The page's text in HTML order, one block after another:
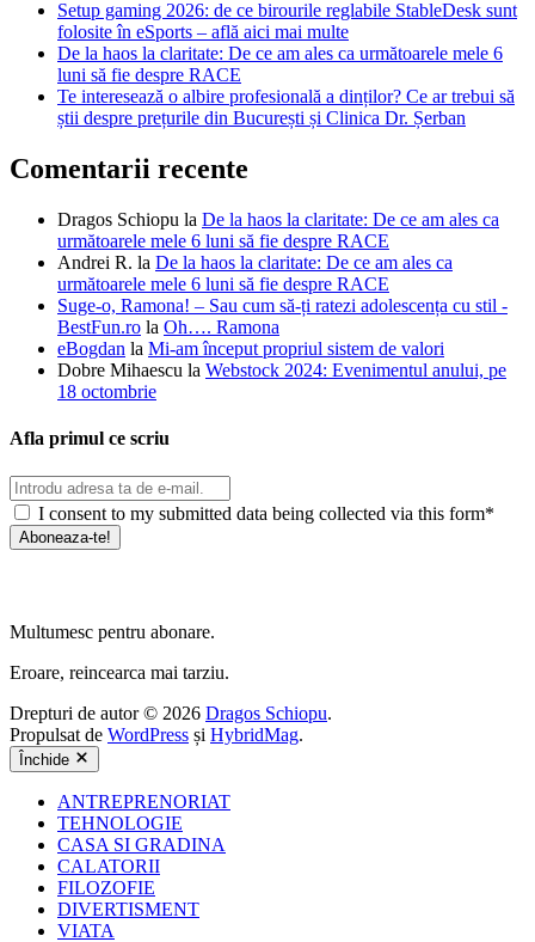
Setup gaming 2026: de ce birourile reglabile StableDesk sunt
folosite în eSports – află aici mai multe
De la haos la claritate: De ce am ales ca următoarele mele 6
luni să fie despre RACE
Te interesează o albire profesională a dinților? Ce ar trebui să
știi despre prețurile din București și Clinica Dr. Șerban
Comentarii recente
Dragos Schiopu la De la haos la claritate: De ce am ales ca
următoarele mele 6 luni să fie despre RACE
Andrei R. la De la haos la claritate: De ce am ales ca
următoarele mele 6 luni să fie despre RACE
Suge-o, Ramona! – Sau cum să-ți ratezi adolescența cu stil -
BestFun.ro la Oh…. Ramona
eBogdan la Mi-am început propriul sistem de valori
Dobre Mihaescu la Webstock 2024: Evenimentul anului, pe
18 octombrie
Afla primul ce scriu
I consent to my submitted data being collected via this form*
Multumesc pentru abonare.
Eroare, reincearca mai tarziu.
Drepturi de autor © 2026 Dragos Schiopu.
Propulsat de WordPress și HybridMag.
Închide
ANTREPRENORIAT
TEHNOLOGIE
CASA SI GRADINA
CALATORII
FILOZOFIE
DIVERTISMENT
VIATA